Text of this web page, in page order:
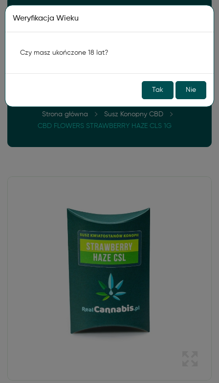
0
Weryfikacja Wieku
Czy masz ukończone 18 lat?
Tak Nie
Strona główna
Susz Konopny CBD
CBD FLOWERS STRAWBERRY HAZE CLS 1G